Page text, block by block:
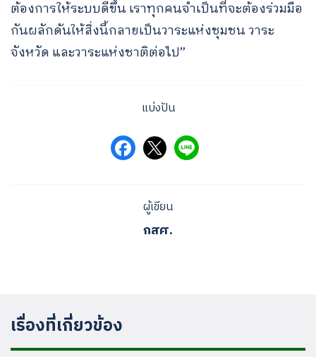
ต้องการให้ระบบดีขึ้น เราทุกคนจำเป็นที่จะต้องร่วมมือ
กันผลักดันให้สิ่งนี้กลายเป็นวาระแห่งชุมชน วาระ
จังหวัด และวาระแห่งชาติต่อไป”
แบ่งปัน
ผู้เขียน
กสศ.
เรื่องที่เกี่ยวข้อง